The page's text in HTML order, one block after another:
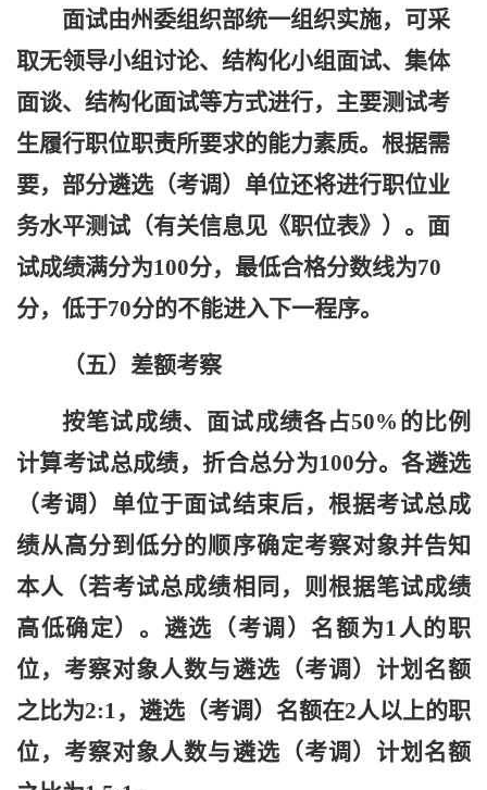
面试由州委组织部统一组织实施，可采
取无领导小组讨论、结构化小组面试、集体
面谈、结构化面试等方式进行，主要测试考
生履行职位职责所要求的能力素质。根据需
要，部分遴选（考调）单位还将进行职位业
务水平测试（有关信息见《职位表》） 。面
试成绩满分为100分，最低合格分数线为70
分， 低于70分的不能进入下一程序。
（五）差额考察
按笔试成绩、面试成绩各占50% 的比例
计算考试总成绩，折合总分为100分。各遴选
（考调）单位于面试结束后，根据考试总成
绩从高分到低分的顺序确定考察对象并告知
本人（若考试总成绩相同，则根据笔试成绩
高低确定）。遴选 （考调） 名额为1人的职
位，考察对象人数与遴选（考调）计划名额
之比为2:1，遴选（考调） 名额在2人以上的职
位，考察对象人数与遴选（考调）计划名额